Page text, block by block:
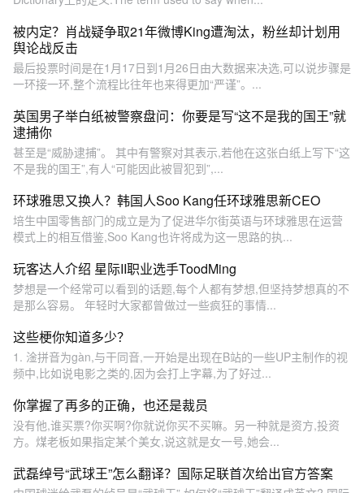
被内定？肖战疑争取21年微博King遭淘汰，粉丝却计划用
舆论战反击
最后投票时间是在1月17日到1月26日由大数据来决选,可以说步骤是
一环接一环,整个流程比往年也来得更加“严谨”。...
英国男子举白纸被警察盘问：你要是写“这不是我的国王”就
逮捕你
甚至是“威胁逮捕”。 其中有警察对其表示,若他在这张白纸上写下“这
不是我的国王”,有人“可能因此被冒犯到”,...
环球雅思又换人？韩国人Soo Kang任环球雅思新CEO
培生中国零售部门的成立是为了促进华尔街英语与环球雅思在运营
模式上的相互借鉴,Soo Kang也许将成为这一思路的执...
玩客达人介绍 星际II职业选手ToodMing
梦想是一个经常可以看到的话题,每个人都有梦想,但坚持梦想真的不
是那么容易。 年轻时大家都曾做过一些疯狂的事情...
这些梗你知道多少？
1. 淦拼音为gàn,与干同音,一开始是出现在B站的一些UP主制作的视
频中,比如说电影之类的,因为会打上字幕,为了好过...
你掌握了再多的正确，也还是裁员
没有他,谁买票?你买啊?你就说你买不买嘛。另一种就是资方,投资
方。煤老板如果指定某个美女,说这就是女一号,她会...
武磊绰号“武球王”怎么翻译？国际足联首次给出官方答案